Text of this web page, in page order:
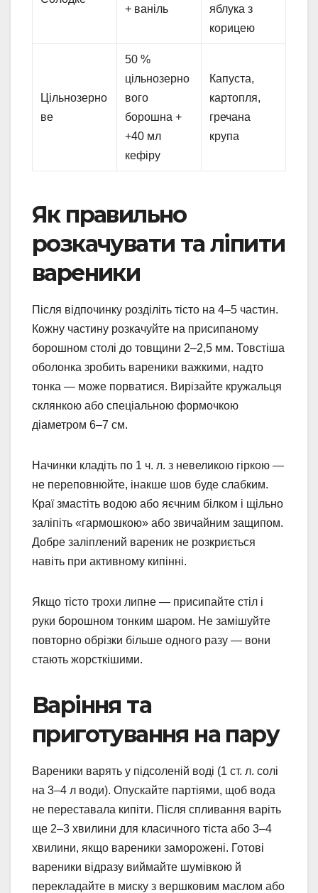
+ ваніль
яблука з
корицею
Цільнозерно
ве
50 %
цільнозерно
вого
борошна +
+40 мл
кефіру
Капуста,
картопля,
гречана
крупа
Як правильно
розкачувати та ліпити
вареники
Після відпочинку розділіть тісто на 4–5 частин.
Кожну частину розкачуйте на присипаному
борошном столі до товщини 2–2,5 мм. Товстіша
оболонка зробить вареники важкими, надто
тонка — може порватися. Вирізайте кружальця
склянкою або спеціальною формочкою
діаметром 6–7 см.
Начинки кладіть по 1 ч. л. з невеликою гіркою —
не переповнюйте, інакше шов буде слабким.
Краї змастіть водою або яєчним білком і щільно
заліпіть «гармошкою» або звичайним защипом.
Добре заліплений вареник не розкриється
навіть при активному кипінні.
Якщо тісто трохи липне — присипайте стіл і
руки борошном тонким шаром. Не замішуйте
повторно обрізки більше одного разу — вони
стають жорсткішими.
Варіння та
приготування на пару
Вареники варять у підсоленій воді (1 ст. л. солі
на 3–4 л води). Опускайте партіями, щоб вода
не переставала кипіти. Після спливання варіть
ще 2–3 хвилини для класичного тіста або 3–4
хвилини, якщо вареники заморожені. Готові
вареники відразу виймайте шумівкою й
перекладайте в миску з вершковим маслом або